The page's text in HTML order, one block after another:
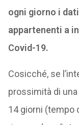
ogni giorno i
appartenenti a
Covid-19.
Cosicché, se
prossimità di
14 giorni (tempo